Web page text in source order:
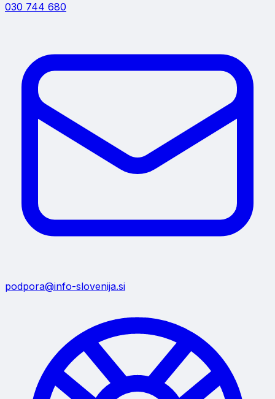
030 744 680
podpora@info-slovenija.si